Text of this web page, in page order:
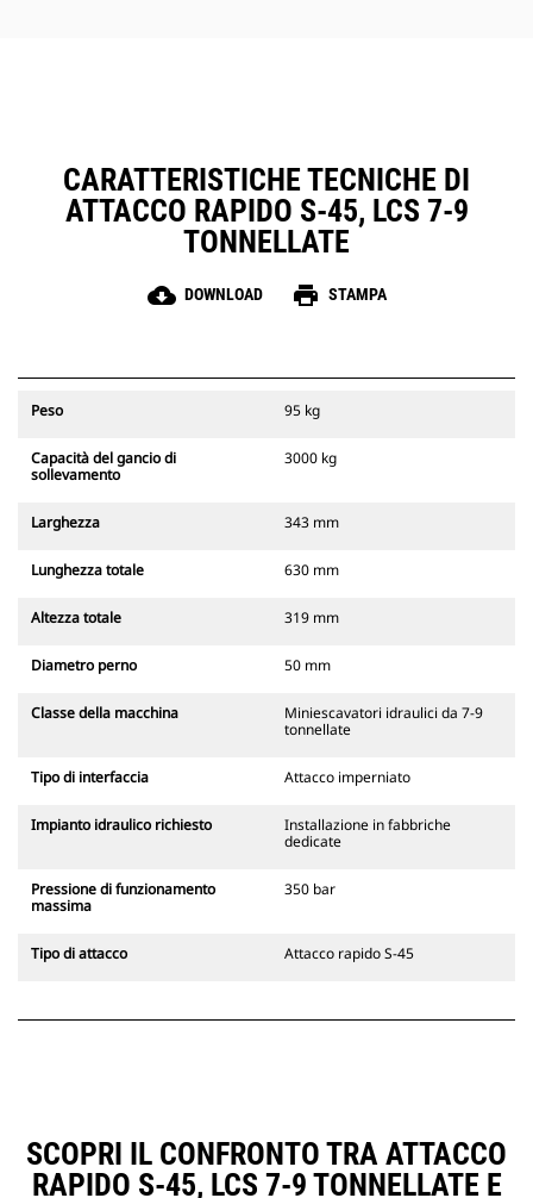
CARATTERISTICHE TECNICHE DI
ATTACCO RAPIDO S-45, LCS 7-9
TONNELLATE
cloud_download DOWNLOAD print STAMPA
Peso 95 kg
Capacità del gancio di
sollevamento
3000 kg
Larghezza 343 mm
Lunghezza totale 630 mm
Altezza totale 319 mm
Diametro perno 50 mm
Classe della macchina
Miniescavatori idraulici da 7-9
tonnellate
Tipo di interfaccia Attacco imperniato
Impianto idraulico richiesto
Installazione in fabbriche
dedicate
Pressione di funzionamento
massima
350 bar
Tipo di attacco Attacco rapido S-45
SCOPRI IL CONFRONTO TRA ATTACCO
RAPIDO S-45, LCS 7-9 TONNELLATE E